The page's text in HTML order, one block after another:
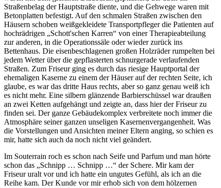
Straßenbelag der Hauptstraße diente, und die Gehwege waren mit
Betonplatten befestigt. Auf den schmalen Straßen zwischen den
Häusern schoben weißgekleidete Transportpfleger die Patienten auf
hochrädrigen
Schott'schen Karren
von einer Therapieabteilung
zur anderen, in die Operationssäle oder wieder zurück ins
Bettenhaus. Die eisenbeschlagenen großen Holzräder rumpelten bei
jedem Wetter über die gepflasterten schnurgerade verlaufenden
Straßen. Zum Friseur ging es durch das riesige Hauptportal der
ehemaligen Kaserne zu einem der Häuser auf der rechten Seite, ich
glaube, es war das dritte Haus rechts, aber so ganz genau weiß ich
es nicht mehr. Eine silbern glänzende Barbierschüssel war draußen
an zwei Ketten aufgehängt und zeigte an, dass hier der Friseur zu
finden sei. Der ganze Gebäudekomplex verbreitete noch immer die
Atmosphäre seiner ganzen unseligen Kasernenvergangenheit. Was
die Vorstellungen und Ansichten meiner Eltern anging, so schien es
mir, hatte sich auch da noch nicht viel geändert.
Im Souterrain roch es schon nach Seife und Parfum und man hörte
schon das
Schnipp … Schnipp …
der Schere. Mir kam der
Friseur uralt vor und ich hatte ein ungutes Gefühl, als ich an die
Reihe kam. Der Kunde vor mir erhob sich von dem hölzernen